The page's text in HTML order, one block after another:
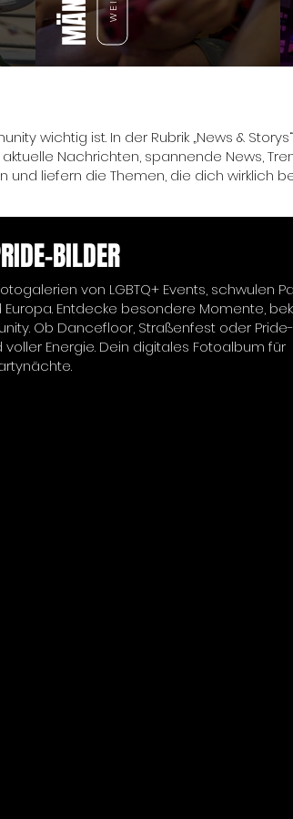
wichtig ist. In der Rubrik „News &
Nachrichten, spannende News,
und liefern die Themen, die dich wirklich
BILDER
von LGBTQ+ Events, schwulen
Entdecke besondere Momente,
Ob Dancefloor, Straßenfest oder
Energie. Dein digitales Fotoalbum für